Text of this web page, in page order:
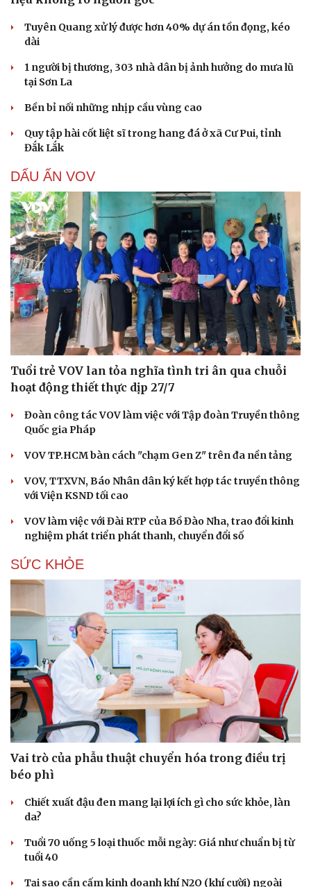
Tuyên Quang xử lý được hơn 40% dự án tồn đọng, kéo
dài
1 người bị thương, 303 nhà dân bị ảnh hưởng do mưa lũ
tại Sơn La
Bền bỉ nối những nhịp cầu vùng cao
Quy tập hài cốt liệt sĩ trong hang đá ở xã Cư Pui, tỉnh
Đắk Lắk
DẤU ẤN VOV
Tuổi trẻ VOV lan tỏa nghĩa tình tri ân qua chuỗi
hoạt động thiết thực dịp 27/7
Đoàn công tác VOV làm việc với Tập đoàn Truyền thông
Quốc gia Pháp
VOV TP.HCM bàn cách "chạm Gen Z" trên đa nền tảng
VOV, TTXVN, Báo Nhân dân ký kết hợp tác truyền thông
với Viện KSND tối cao
VOV làm việc với Đài RTP của Bồ Đào Nha, trao đổi kinh
nghiệm phát triển phát thanh, chuyển đổi số
SỨC KHỎE
Vai trò của phẫu thuật chuyển hóa trong điều trị
béo phì
Chiết xuất đậu đen mang lại lợi ích gì cho sức khỏe, làn
da?
Tuổi 70 uống 5 loại thuốc mỗi ngày: Giá như chuẩn bị từ
tuổi 40
Tại sao cần cấm kinh doanh khí N2O (khí cười) ngoài